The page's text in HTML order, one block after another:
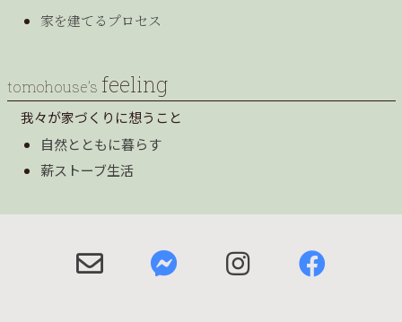
家を建てるプロセス
tomohouse’s feeling
我々が家づくりに想うこと
自然とともに暮らす
薪ストーブ生活